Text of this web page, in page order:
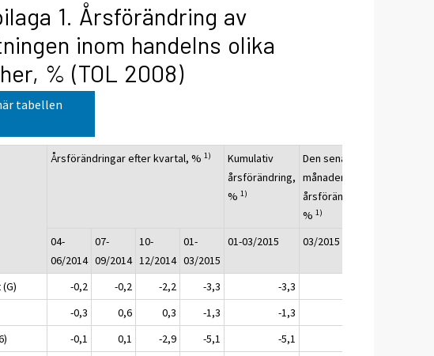
1. Årsförändring av
inom handelns olika
% (TOL 2008)
tabellen
Årsförändringar efter kvartal, %1)
Kumulativ
årsförändring,
%1)
Den senaste
månadens
årsförändring,
%1)
04-
06/2014
07-
09/2014
10-
12/2014
01-
03/2015
01-03/2015 03/2015
-0,2 -0,2 -2,2 -3,3 -3,3
-0,3 0,6 0,3 -1,3 -1,3
-0,1 0,1 -2,9 -5,1 -5,1